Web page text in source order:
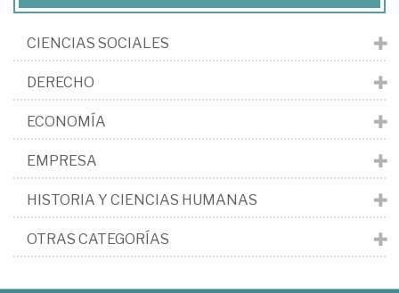
CIENCIAS SOCIALES
DERECHO
ECONOMÍA
EMPRESA
HISTORIA Y CIENCIAS HUMANAS
OTRAS CATEGORÍAS